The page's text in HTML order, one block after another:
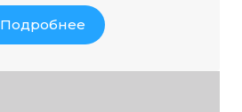
Подробнее